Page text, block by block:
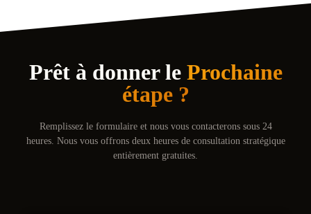
Prêt à donner le Prochaine
étape ?
Remplissez le formulaire et nous vous contacterons sous 24
heures. Nous vous offrons deux heures de consultation stratégique
entièrement gratuites.